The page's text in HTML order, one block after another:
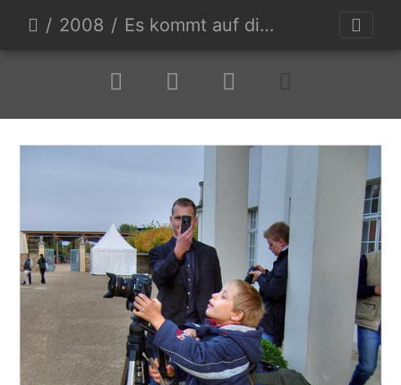
2008 Es kommt auf die Perspektive an